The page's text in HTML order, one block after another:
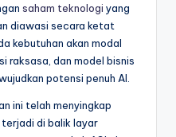
saham teknologi yang
diawasi secara ketat
kebutuhan akan modal
raksasa, dan model bisnis
potensi penuh AI.
ini telah menyingkap
di balik layar